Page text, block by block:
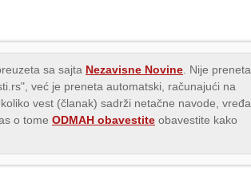
sa sajta Nezavisne Novine . Nije preneta
već je preneta automatski, računajući na
vest (članak) sadrži netačne navode, vređa
o tome ODMAH obavestite obavestite kako